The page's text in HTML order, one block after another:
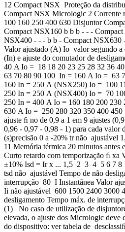
12 Compact NSX Proteção da
Compact NSX Micrologic 2
100 160 250 400 630 Disjuntor
Compact NSX160 b b b - - -
NSX400 - - - b b - Compact
Valor ajustado (A) Io valor segundo
(In) e ajuste do comutador de
40 A Io = 18 18 20 23 25 28 32 36
63 70 80 90 100 In = 160 A Io = 63
160 In = 250 A (NSX250) Io = 100
250 In = 250 A (NSX400) Io = 70
250 In = 400 A Io = 160 180 200
630 A Io = 250 280 320 350 400
ajuste ﬁ no de 0,9 a 1 em 9 ajustes
0,96 - 0,97 - 0,98 - 1) para cada valor
(s)precisão 0 a -20% tr não ajustável
11 Memória térmica 20 minutos antes
Curto retardo com temporização ﬁ xa
±10% Isd = Ir x ... 1,5 2 3 4 5 6 7 8
tsd não ajustável Tempo de não
interrupção 80 I Instantânea Valor
Ii não ajustável 600 1500 2400 3000
desligamento Tempo máx. de
(1) No caso de utilização de
elevada, o ajuste dos Micrologic deve
do dispositivo: ver tabela de